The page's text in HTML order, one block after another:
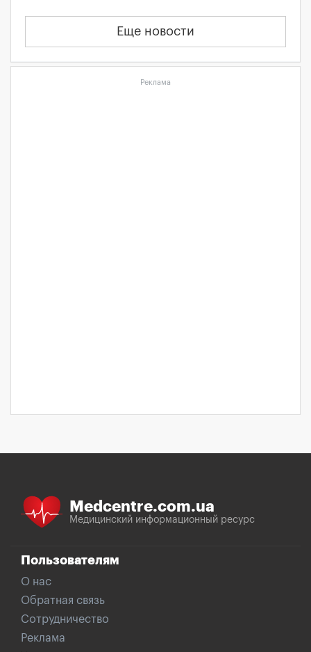
Еще новости
Реклама
Medcentre.com.ua
Медицинский информационный ресурс
Пользователям
О нас
Обратная связь
Сотрудничество
Реклама